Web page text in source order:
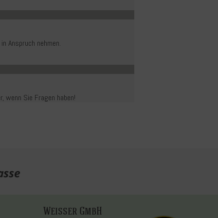
Anspruch nehmen.
wenn Sie Fragen haben!
Weisser GmbH